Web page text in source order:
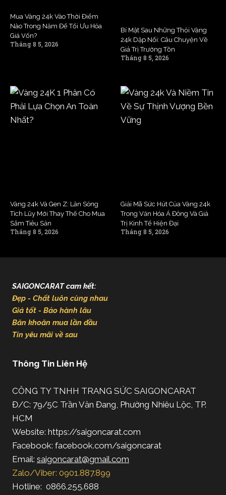
Mua Vàng 24k Vào Thời Điểm
Nào Trong Năm Để Tối Ưu Hóa
Giá Vốn?
Tháng 8 5, 2026
Bí Mật Sau Những Thỏi Vàng
24k Dập Nổi: Câu Chuyện Về
Giá Trị Trường Tồn
Tháng 8 5, 2026
Vàng 24k Và Gen Z: Làn Sóng
Tích Lũy Mới Thay Thế Cho Mua
Sắm Tiêu Sản
Tháng 8 5, 2026
Giải Mã Sức Hút Của Vàng 24k
Trong Văn Hóa Á Đông Và Giá
Trị Kinh Tế Hiện Đại
Tháng 8 5, 2026
SAIGONCARAT cam kết:
Đẹp - Chất luôn cùng nhau
Giá tốt - Bảo hành lâu
Băn khoăn mua lần đầu
Tin yêu mãi về sau
Thông Tin Liên Hệ
CÔNG TY TNHH TRANG SỨC SAIGONCARAT
Đ/C: 79/5C Trần Văn Đang, Phường Nhiêu Lộc, TP.
HCM
Website: https://saigoncarat.com
Facebook: facebook.com/saigoncarat
Email: saigoncarat@gmail.com
Zalo/Viber: 0901.887.899
Hotline: 0866.255.688